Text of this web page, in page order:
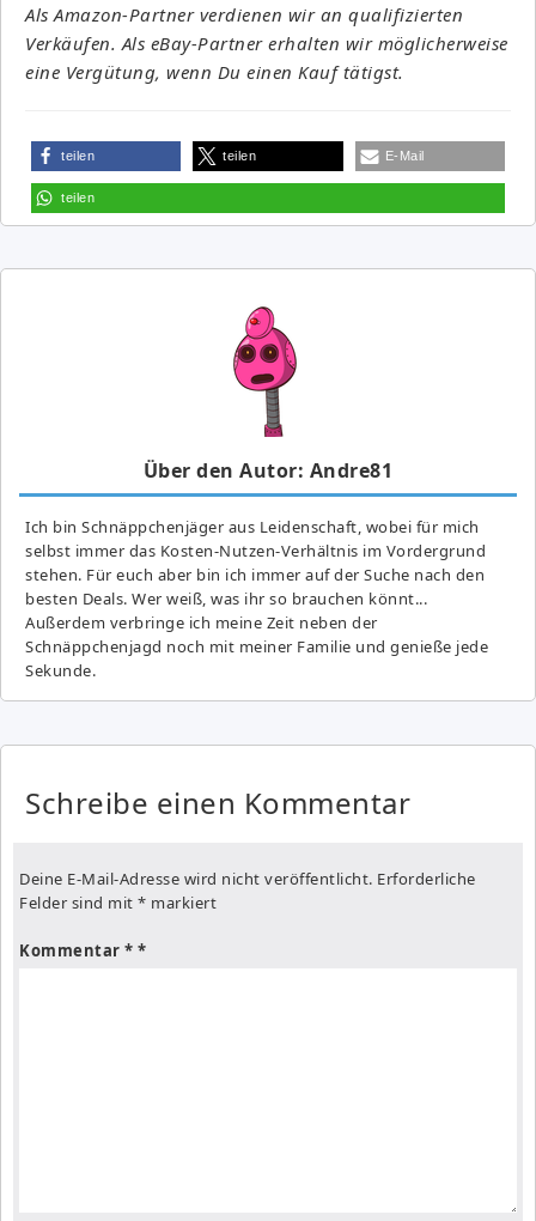
Als Amazon-Partner verdienen wir an qualifizierten
Verkäufen. Als eBay-Partner erhalten wir möglicherweise
eine Vergütung, wenn Du einen Kauf tätigst.
teilen teilen E-Mail
teilen
Über den Autor: Andre81
Ich bin Schnäppchenjäger aus Leidenschaft, wobei für mich
selbst immer das Kosten-Nutzen-Verhältnis im Vordergrund
stehen. Für euch aber bin ich immer auf der Suche nach den
besten Deals. Wer weiß, was ihr so brauchen könnt...
Außerdem verbringe ich meine Zeit neben der
Schnäppchenjagd noch mit meiner Familie und genieße jede
Sekunde.
Schreibe einen Kommentar
Deine E-Mail-Adresse wird nicht veröffentlicht. Erforderliche
Felder sind mit * markiert
Kommentar *